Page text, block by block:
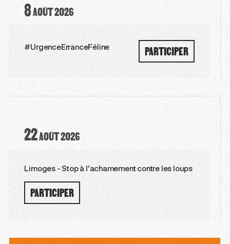
8AOÛT2026
#UrgenceErranceFéline PARTICIPER
22AOÛT2026
Limoges - Stop à l'acharnement contre les loups
PARTICIPER